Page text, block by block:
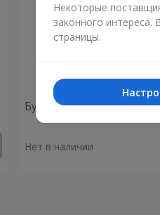
Букет "Red Tulips"
Нет в наличии
Некоторые
законного
страницы.